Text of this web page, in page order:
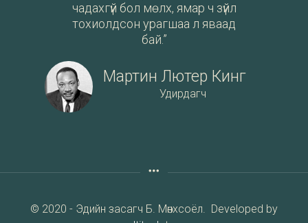
чадахгүй бол мөлх, ямар ч зүйл
тохиолдсон урагшаа л яваад
бай.”
Мартин Лютер Кинг
Удирдагч
© 2020 - Эдийн засагч Б. Мөнхсоёл. Developed by